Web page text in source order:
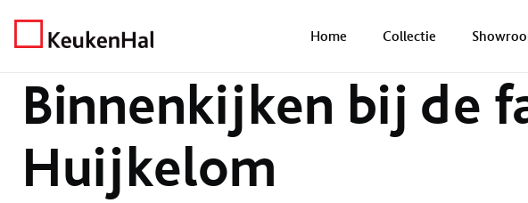
Home Collectie
Home
Binnenkijken bij de
Huijkelom